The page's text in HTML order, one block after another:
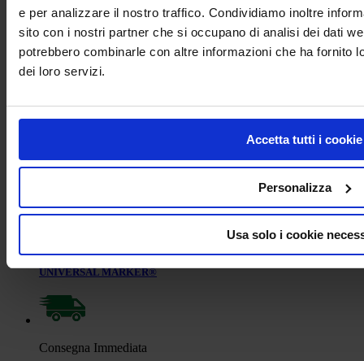
e per analizzare il nostro traffico. Condividiamo inoltre
sito con i nostri partner che si occupano di analisi dei dati
potrebbero combinarle con altre informazioni che ha fornito
dei loro servizi.
Accetta tutti i cookie
Personalizza
Usa solo i cookie
TRACCIATORE FORESTALE – MAMMUT PAINT® FOREST /
UNIVERSAL MARKER®
Consegna Immediata